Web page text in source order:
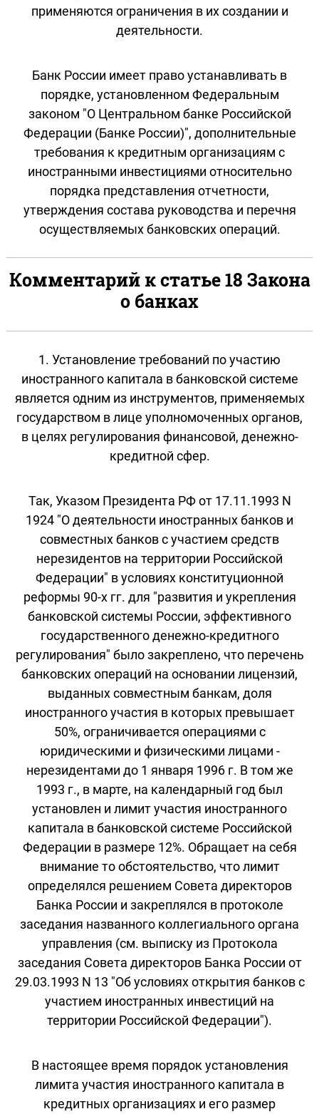
применяются ограничения в их создании и
деятельности.
Банк России имеет право устанавливать в
порядке, установленном Федеральным
законом "О Центральном банке Российской
Федерации (Банке России)", дополнительные
требования к кредитным организациям с
иностранными инвестициями относительно
порядка представления отчетности,
утверждения состава руководства и перечня
осуществляемых банковских операций.
Комментарий к статье 18 Закона
о банках
1. Установление требований по участию
иностранного капитала в банковской системе
является одним из инструментов, применяемых
государством в лице уполномоченных органов,
в целях регулирования финансовой, денежно-
кредитной сфер.
Так, Указом Президента РФ от 17.11.1993 N
1924 "О деятельности иностранных банков и
совместных банков с участием средств
нерезидентов на территории Российской
Федерации" в условиях конституционной
реформы 90-х гг. для "развития и укрепления
банковской системы России, эффективного
государственного денежно-кредитного
регулирования" было закреплено, что перечень
банковских операций на основании лицензий,
выданных совместным банкам, доля
иностранного участия в которых превышает
50%, ограничивается операциями с
юридическими и физическими лицами -
нерезидентами до 1 января 1996 г. В том же
1993 г., в марте, на календарный год был
установлен и лимит участия иностранного
капитала в банковской системе Российской
Федерации в размере 12%. Обращает на себя
внимание то обстоятельство, что лимит
определялся решением Совета директоров
Банка России и закреплялся в протоколе
заседания названного коллегиального органа
управления (см. выписку из Протокола
заседания Совета директоров Банка России от
29.03.1993 N 13 "Об условиях открытия банков с
участием иностранных инвестиций на
территории Российской Федерации").
В настоящее время порядок установления
лимита участия иностранного капитала в
кредитных организациях и его размер